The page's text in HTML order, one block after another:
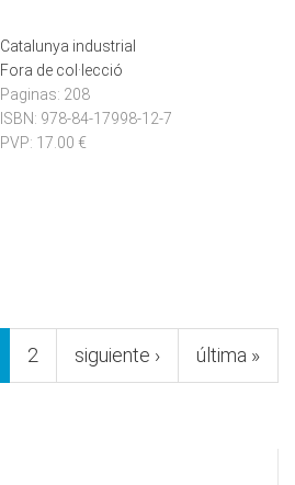
Catalunya industrial
Fora de col·lecció
Paginas: 208
ISBN: 978-84-17998-12-7
PVP: 17.00 €
2 siguiente › última »